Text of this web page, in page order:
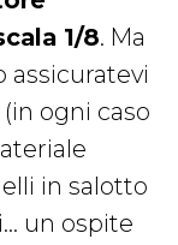
1/8. Ma
assicuratevi
ogni caso
in salotto
un ospite